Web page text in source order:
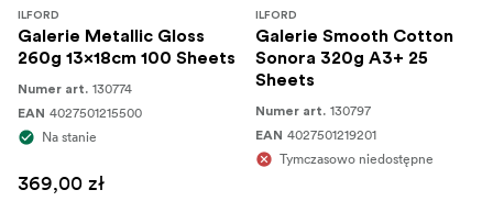
ILFORD
Galerie Metallic Gloss
260g 13x18cm 100 Sheets
Numer art. 130774
EAN 4027501215500
Na stanie
369,00 zł
ILFORD
Galerie Smooth Cotton
Sonora 320g A3+ 25
Sheets
Numer art. 130797
EAN 4027501219201
Tymczasowo niedostępne